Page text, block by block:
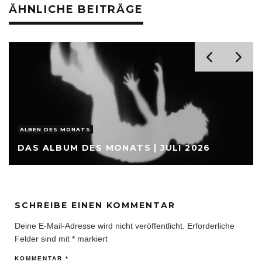
ÄHNLICHE BEITRÄGE
ALBEN DES MONATS
DAS ALBUM DES MONATS | JULI 2026
SCHREIBE EINEN KOMMENTAR
Deine E-Mail-Adresse wird nicht veröffentlicht. Erforderliche
Felder sind mit * markiert
KOMMENTAR *